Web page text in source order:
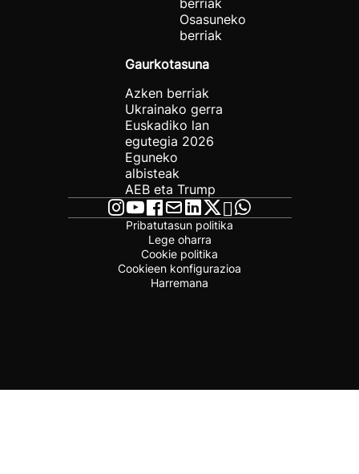
berriak
Osasuneko
berriak
Gaurkotasuna
Azken berriak
Ukrainako gerra
Euskadiko lan
egutegia 2026
Eguneko
albisteak
AEB eta Trump
Pribatutasun politika
Lege oharra
Cookie politika
Cookieen konfigurazioa
Harremana